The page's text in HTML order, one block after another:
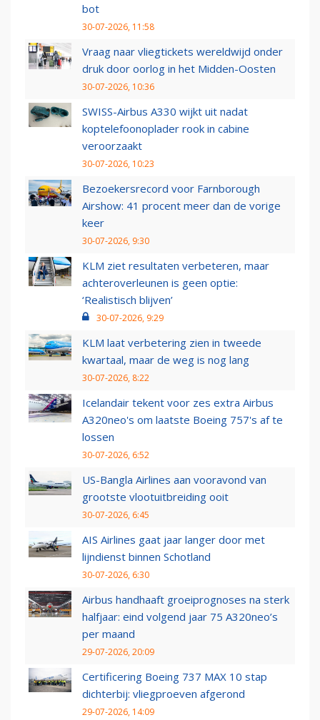
bot
30-07-2026, 11:58
Vraag naar vliegtickets wereldwijd onder
druk door oorlog in het Midden-Oosten
30-07-2026, 10:36
SWISS-Airbus A330 wijkt uit nadat
koptelefoonoplader rook in cabine
veroorzaakt
30-07-2026, 10:23
Bezoekersrecord voor Farnborough
Airshow: 41 procent meer dan de vorige
keer
30-07-2026, 9:30
KLM ziet resultaten verbeteren, maar
achteroverleunen is geen optie:
‘Realistisch blijven’
30-07-2026, 9:29
KLM laat verbetering zien in tweede
kwartaal, maar de weg is nog lang
30-07-2026, 8:22
Icelandair tekent voor zes extra Airbus
A320neo's om laatste Boeing 757's af te
lossen
30-07-2026, 6:52
US-Bangla Airlines aan vooravond van
grootste vlootuitbreiding ooit
30-07-2026, 6:45
AIS Airlines gaat jaar langer door met
lijndienst binnen Schotland
30-07-2026, 6:30
Airbus handhaaft groeiprognoses na sterk
halfjaar: eind volgend jaar 75 A320neo’s
per maand
29-07-2026, 20:09
Certificering Boeing 737 MAX 10 stap
dichterbij: vliegproeven afgerond
29-07-2026, 14:09